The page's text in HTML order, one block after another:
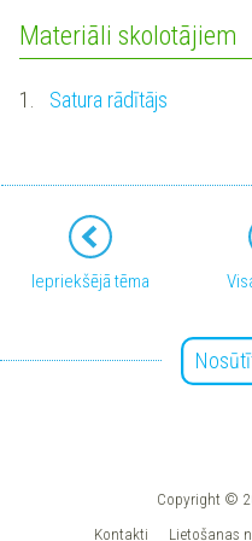
Materiāli skolotājiem
1. Satura rādītājs
Iepriekšējā tēma
Copyright ©
Kontakti
Lietošanas